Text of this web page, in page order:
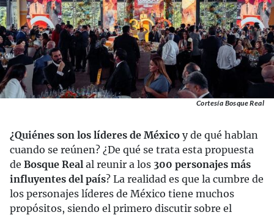
Cortesía Bosque Real
¿Quiénes son los líderes de México y de qué hablan
cuando se reúnen? ¿De qué se trata esta propuesta
de Bosque Real al reunir a los 300 personajes más
influyentes del país? La realidad es que la cumbre de
los personajes líderes de México tiene muchos
propósitos, siendo el primero discutir sobre el